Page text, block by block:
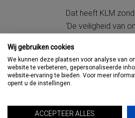
Dat heeft KLM
‘De veiligheid van
Passagiers van
zij omgeboekt. We
AUTHOR
Wij gebruiken cookies
We kunnen deze plaatsen voor analyse van
website te verbeteren, gepersonaliseerde
website-ervaring te bieden. Voor meer
opent u de instellingen.
ACCEPTEER ALLES